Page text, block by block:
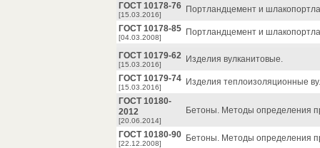
ГОСТ 10178-76
[15.03.2016]
Портландцемент и
ГОСТ 10178-85
[04.03.2008]
Портландцемент и
ГОСТ 10179-62
[15.03.2016]
Изделия вулканитовые.
ГОСТ 10179-74
[15.03.2016]
Изделия теплоизоляционные
ГОСТ 10180-
2012
[20.06.2014]
Бетоны. Методы определения
ГОСТ 10180-90
[22.12.2008]
Бетоны. Методы определения